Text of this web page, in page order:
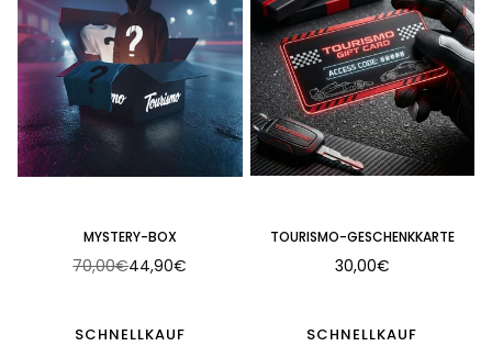
MYSTERY-BOX
Normaler
70,00€44,90€
SCHNELLKAUF
TOURISMO-GESCHENKKARTE
30,00€
SCHNELLKAUF